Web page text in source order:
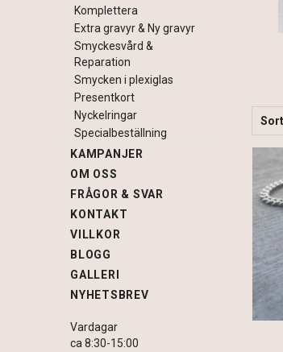
Komplettera
Extra gravyr & Ny gravyr
Smyckesvård &
Reparation
Smycken i plexiglas
Presentkort
Nyckelringar
Specialbeställning
KAMPANJER
OM OSS
FRÅGOR & SVAR
KONTAKT
VILLKOR
BLOGG
GALLERI
NYHETSBREV
Vardagar
ca 8:30-15:00